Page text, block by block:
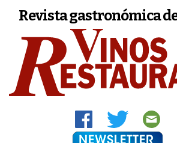
Revista gastronómica